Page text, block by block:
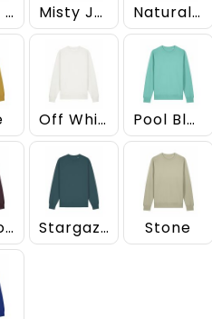
Mindful Blue Misty Jade Natural Raw
Off White Pool Blue
Red Brown Stargazer Stone